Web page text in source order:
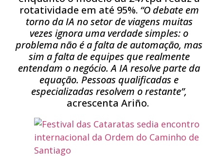
rotatividade em até 95%. “O debate em
torno da IA ​​no setor de viagens muitas
vezes ignora uma verdade simples: o
problema não é a falta de automação, mas
sim a falta de equipes que realmente
entendam o negócio. A IA resolve parte da
equação. Pessoas qualificadas e
especializadas resolvem o restante”,
acrescenta Ariño.